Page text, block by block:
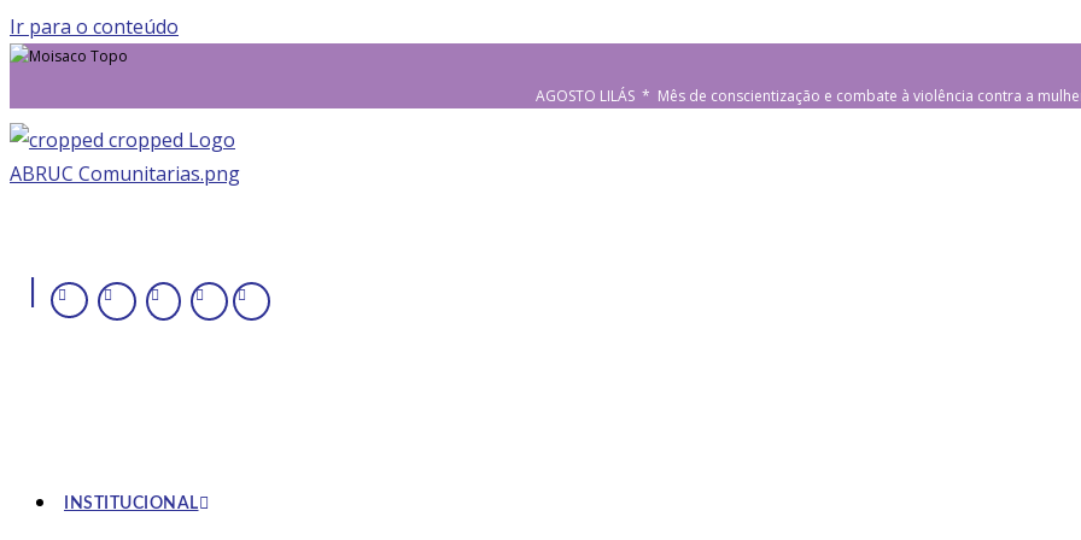
Ir para o conteúdo
AGOSTO LILÁS * Mês de conscientização e combate à violência contra a
|
INSTITUCIONAL